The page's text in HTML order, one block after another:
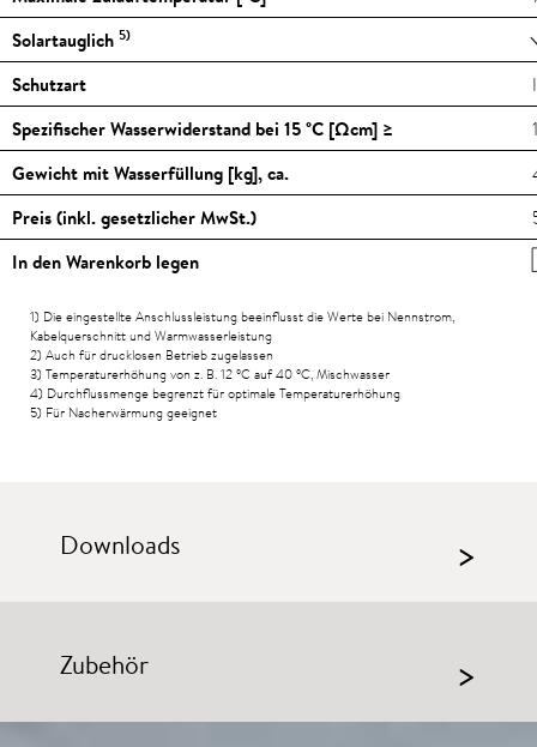
Solartauglich 5)
Schutzart
Spezifischer Wasserwiderstand bei 15°C [Ωcm] ≥
Gewicht mit Wasserfüllung [kg], ca.
Preis (inkl. gesetzlicher MwSt.)
In den Warenkorb legen
1) Die eingestellte Anschlussleistung beeinflusst die Werte bei Nennstrom,
Kabelquerschnitt und Warmwasserleistung
2) Auch für drucklosen Betrieb zugelassen
3) Temperaturerhöhung von z. B. 12°Cauf 40°C, Mischwasser
4) Durchflussmenge begrenzt für optimale Temperaturerhöhung
5) Für Nacherwärmung geeignet
Downloads >
Zubehör >